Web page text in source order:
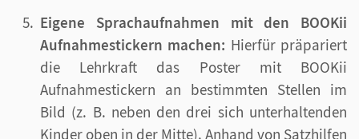
Eigene Sprachaufnahmen mit den BOOKii
Aufnahmestickern machen: Hierfür präpariert
die Lehrkraft das Poster mit BOOKii
Aufnahmestickern an bestimmten Stellen im
Bild (z. B. neben den drei sich unterhaltenden
Kinder oben in der Mitte). Anhand von Satzhilfen